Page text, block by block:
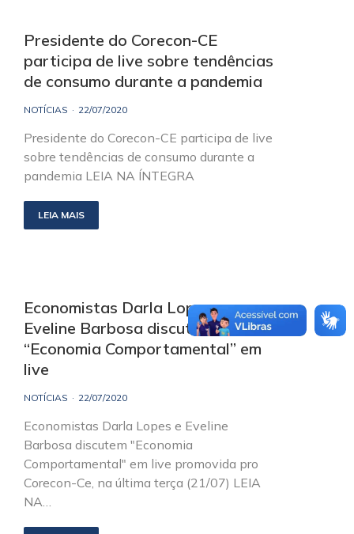
Presidente do Corecon-CE
participa de live sobre tendências
de consumo durante a pandemia
NOTÍCIAS 22/07/2020
Presidente do Corecon-CE participa de live
sobre tendências de consumo durante a
pandemia LEIA NA ÍNTEGRA
LEIA MAIS
Economistas Darla Lopes e
Eveline Barbosa discutem
“Economia Comportamental” em
live
NOTÍCIAS 22/07/2020
Economistas Darla Lopes e Eveline
Barbosa discutem "Economia
Comportamental" em live promovida pro
Corecon-Ce, na última terça (21/07) LEIA
NA…